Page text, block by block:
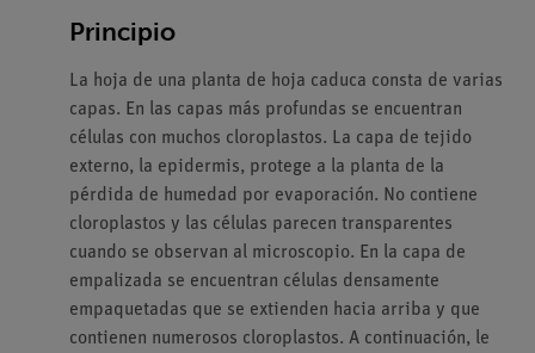
Principio
La hoja de una planta de hoja caduca consta de varias
capas. En las capas más profundas se encuentran
células con muchos cloroplastos. La capa de tejido
externo, la epidermis, protege a la planta de la
pérdida de humedad por evaporación. No contiene
cloroplastos y las células parecen transparentes
cuando se observan al microscopio. En la capa de
empalizada se encuentran células densamente
empaquetadas que se extienden hacia arriba y que
contienen numerosos cloroplastos. A continuación, le